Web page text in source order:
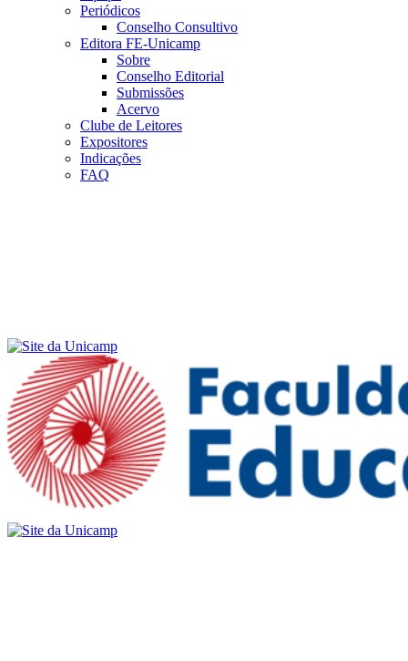
Periódicos
Conselho Consultivo
Editora FE-Unicamp
Sobre
Conselho Editorial
Submissões
Acervo
Clube de Leitores
Expositores
Indicações
FAQ